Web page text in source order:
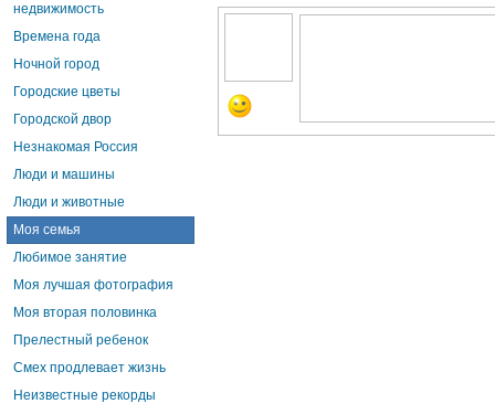
недвижимость
Времена года
Ночной город
Городские цветы
Городской двор
Незнакомая Россия
Люди и машины
Люди и животные
Моя семья
Любимое занятие
Моя лучшая фотография
Моя вторая половинка
Прелестный ребенок
Смех продлевает жизнь
Неизвестные рекорды